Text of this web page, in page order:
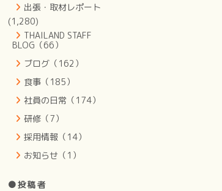
出張・取材レポート
(1,280)
THAILAND STAFF
BLOG（66）
ブログ（162）
食事（185）
社員の日常（174）
研修（7）
採用情報（14）
お知らせ（1）
●投稿者